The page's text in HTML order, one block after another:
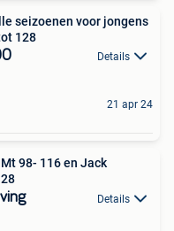
seizoenen voor jongens
128
Details
21 apr 24
98- 116 en Jack
Details